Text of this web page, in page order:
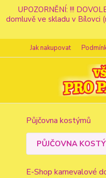
UPOZORNĚNÍ: !!!
domluvě ve skladu v Bílovci
Jak nakupovat
Půjčovna kostýmů
PŮJČOVNA
E-Shop karnevalové